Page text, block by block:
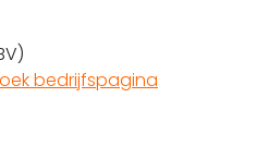
bedrijfspagina